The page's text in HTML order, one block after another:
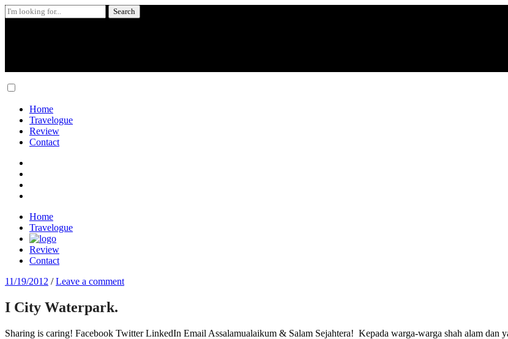
Search
for:
Skip
contentHome
Travelogue
Review
Contact
Home
Travelogue
Review
Contact
11/19/2012 /Leave a comment
I City Waterpark.
Sharing is caring! Facebook Twitter LinkedIn Email Assalamualaikum & Salam Sejahtera! Kepada warga-warga shah alam dan